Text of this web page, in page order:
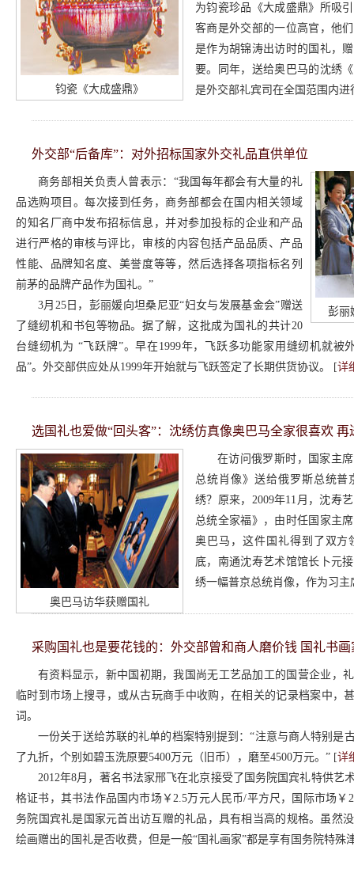
钧瓷《大成盛鼎》
为钧瓷珍品《大成盛鼎》所吸
客商是外交部的一位高官，他
是作为胡锦涛出访时的国礼，
要。同年，送给奥巴马的沈绣
是外交部礼宾司在全国范围内
外交部“后备库”：对外招标国家外交礼品直供单位
彭丽
商务部相关负责人曾表示：“我国每年都会有大量的礼
品选购项目。每次接到任务，商务部都会在国内相关领域
的知名厂商中发布招标信息，并对参加投标的企业和产品
进行严格的审核与评比，审核的内容包括产品品质、产品
性能、品牌知名度、美誉度等等，然后选择各项指标名列
前茅的品牌产品作为国礼。”
3月25日，彭丽媛向坦桑尼亚“妇女与发展基金会”赠送
了缝纫机和书包等物品。据了解，这批成为国礼的共计20
台缝纫机为 “飞跃牌”。早在1999年，飞跃多功能家用缝纫机就被
品”。外交部供应处从1999年开始就与飞跃签定了长期供货协议。 [详
选国礼也爱做“回头客”：沈绣仿真像奥巴马全家很喜欢 再
奥巴马访华获赠国礼
在访问俄罗斯时，国家主
总统肖像》送给俄罗斯总统普
绣？原来，2009年11月，沈寿
总统全家福》，由时任国家主
奥巴马，这件国礼得到了双方
底，南通沈寿艺术馆馆长卜元
绣一幅普京总统肖像，作为习主
采购国礼也是要花钱的：外交部曾和商人磨价钱 国礼书
有资料显示，新中国初期，我国尚无工艺品加工的国营企业，
临时到市场上搜寻，或从古玩商手中收购，在相关的记录档案中，
词。
一份关于送给苏联的礼单的档案特别提到：“注意与商人特别是
了九折，个别如碧玉洗原要5400万元（旧币），磨至4500万元。” [详
2012年8月，著名书法家邢飞在北京接受了国务院国宾礼特供艺
格证书，其书法作品国内市场￥2.5万元人民币/平方尺，国际市场￥
务院国宾礼是国家元首出访互赠的礼品，具有相当高的规格。虽然
绘画赠出的国礼是否收费，但是一般“国礼画家”都是享有国务院特殊